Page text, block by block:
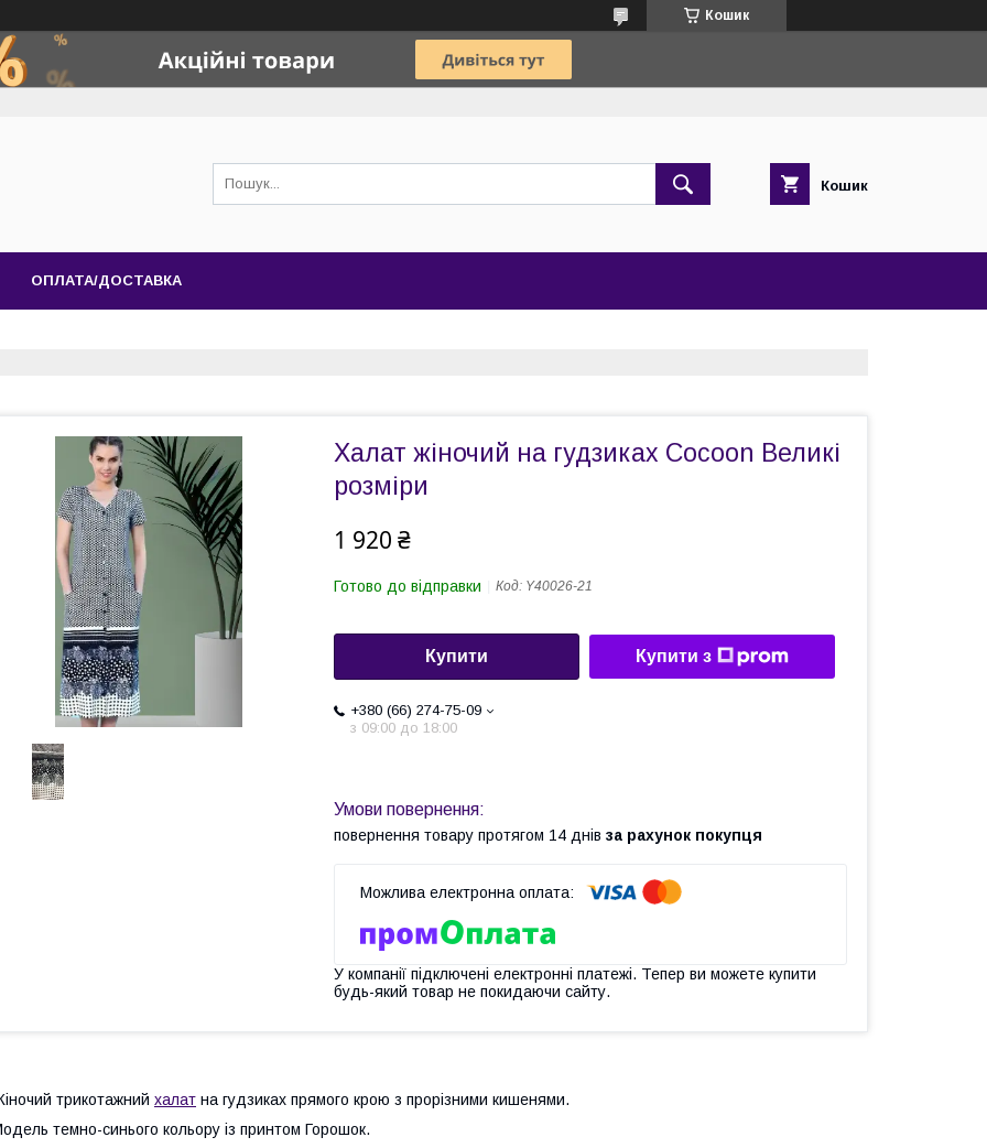
Кошик
Кошик
ОПЛАТА/ДОСТАВКА
Халат жіночий на гудзиках Cocoon Великі
розміри
1 920 ₴
Готово до відправки Код: Y40026-21
Купити Купити з
+380 (66) 274-75-09
з 09:00 до 18:00
повернення товару протягом 14 днів за рахунок покупця
У компанії підключені електронні платежі. Тепер ви можете купити
будь-який товар не покидаючи сайту.
трикотажний халат на гудзиках прямого крою з прорізними кишенями.
темно-синього кольору із принтом Горошок.